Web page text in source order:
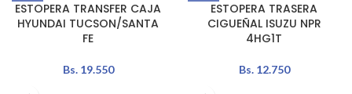
ESTOPERA TRANSFER CAJA
HYUNDAI TUCSON/SANTA
FE
Bs.19.550
ESTOPERA TRASERA
CIGUEÑAL ISUZU NPR
4HG1T
Bs.12.750